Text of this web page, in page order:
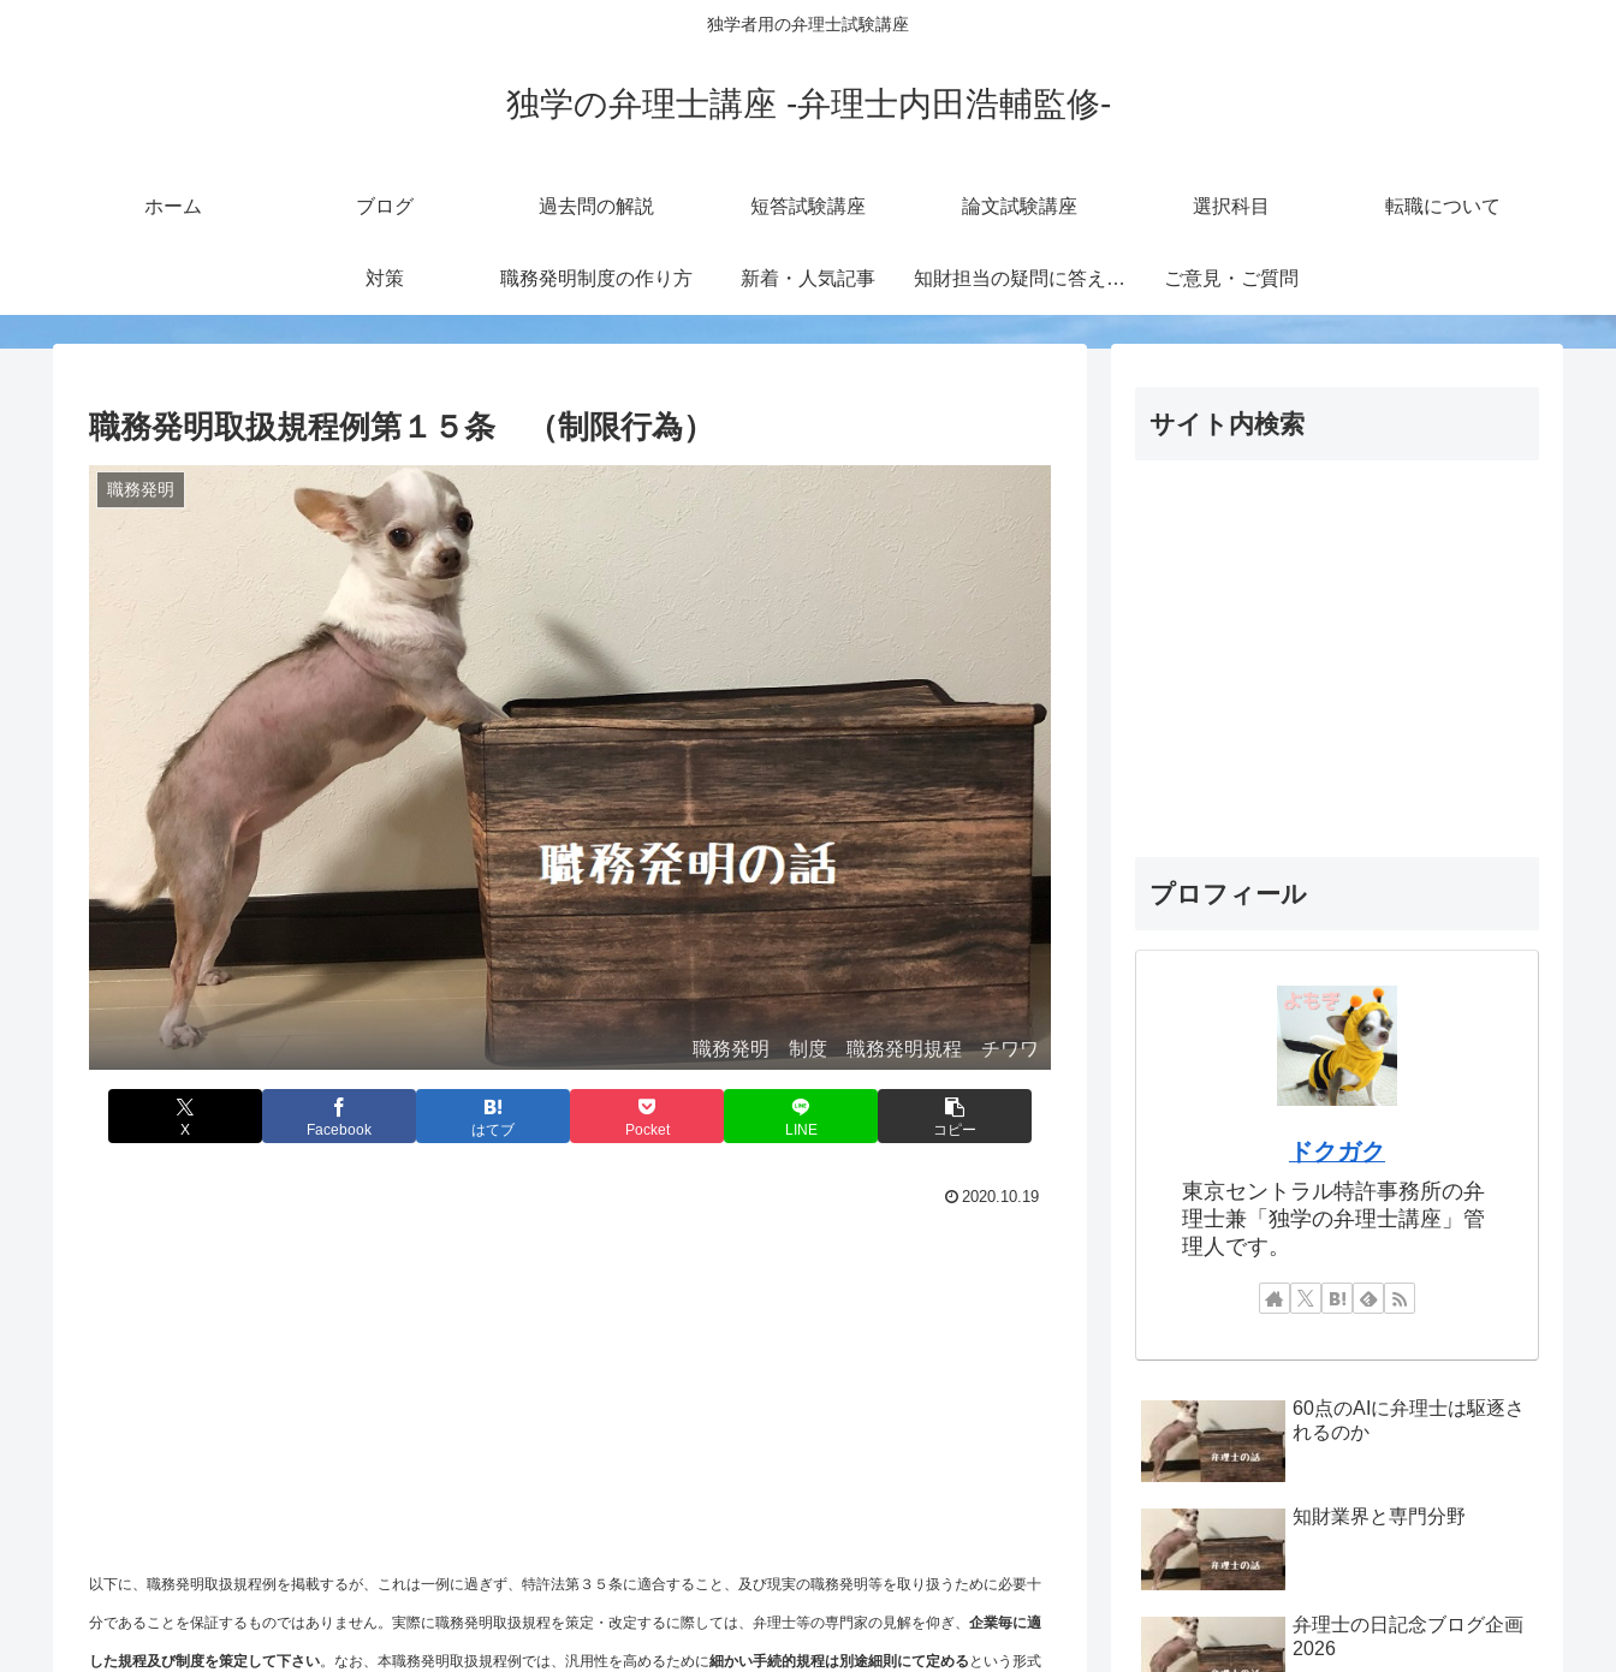
独学者用の弁理士試験講座
独学の弁理士講座 -弁理士内田浩輔監修-
ホーム ブログ 過去問の解説 短答試験講座 論文試験講座 選択科目 転職について
対策 職務発明制度の作り方 新着・人気記事 知財担当の疑問に答えるフォーラム ご意見・ご質問
職務発明取扱規程例第１５条 （制限行為）
職務発明
職務発明 制度 職務発明規程 チワワ
X Facebook はてブ Pocket LINE コピー
2020.10.19
以下に、職務発明取扱規程例を掲載するが、これは一例に過ぎず、特許法第３５条に適合すること、及び現実の職務発明等を取り扱うために必要十
分であることを保証するものではありません。実際に職務発明取扱規程を策定・改定するに際しては、弁理士等の専門家の見解を仰ぎ、 企業毎に適
した規程及び制度を策定して下さい。なお、本職務発明取扱規程例では、汎用性を高めるために細かい手続的規程は別途細則にて定める という形式
サイト内検索
プロフィール
ドクガク
東京セントラル特許事務所の弁
理士兼「独学の弁理士講座」管
理人です。
60点のAIに弁理士は駆逐さ
れるのか
知財業界と専門分野
弁理士の日記念ブログ企画
2026